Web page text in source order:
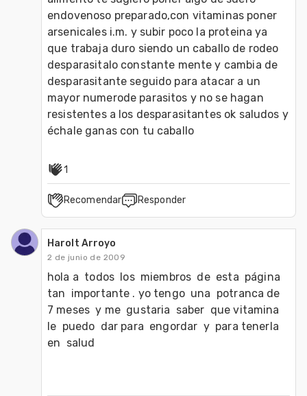
endovenoso preparado,con vitaminas poner
arsenicales i.m. y subir poco la proteina ya
que trabaja duro siendo un caballo de rodeo
desparasitalo constante mente y cambia de
desparasitante seguido para atacar a un
mayor numerode parasitos y no se hagan
resistentes a los desparasitantes ok saludos y
échale ganas con tu caballo
1
Recomendar Responder
Harolt Arroyo
2 de junio de 2009
hola a  todos  los  miembros  de  esta  página
tan  importante . yo tengo  una  potranca de
7 meses  y me  gustaria  saber  que vitamina
le  puedo  dar para  engordar  y  para tenerla
en  salud